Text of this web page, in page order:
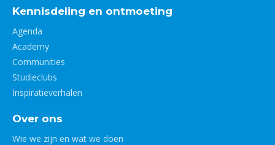
Kennisdeling en ontmoeting
Agenda
Academy
Communities
Studieclubs
Inspiratieverhalen
Over ons
Wie we zijn en wat we doen